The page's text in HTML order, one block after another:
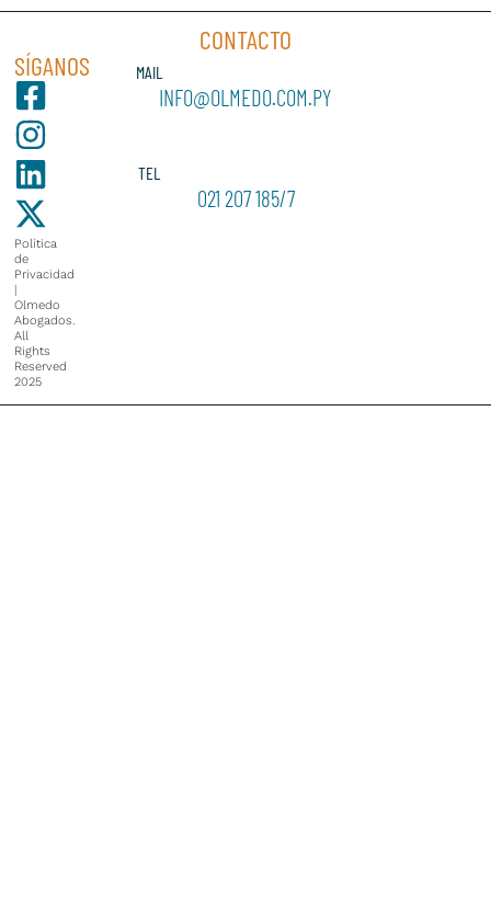
SÍGANOS
Política
de
Privacidad
|
Olmedo
Abogados.
All
Rights
Reserved
2025
CONTACTO
MAIL
INFO@OLMEDO.COM.PY
TEL
021 207 185/7